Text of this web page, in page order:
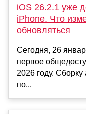
iOS 26.2.1 уже
iPhone. Что
обновляться
Сегодня, 26
первое
2026 году.
по...